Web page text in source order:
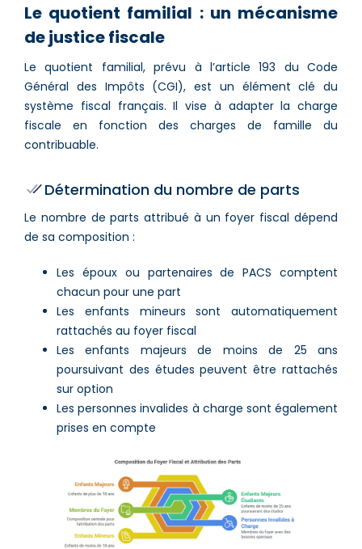
Le quotient familial : un mécanisme
de justice fiscale
Le quotient familial, prévu à l’article 193 du Code
Général des Impôts (CGI), est un élément clé du
système fiscal français. Il vise à adapter la charge
fiscale en fonction des charges de famille du
contribuable.
Détermination du nombre de parts
Le nombre de parts attribué à un foyer fiscal dépend
de sa composition :
Les époux ou partenaires de PACS comptent
chacun pour une part
Les enfants mineurs sont automatiquement
rattachés au foyer fiscal
Les enfants majeurs de moins de 25 ans
poursuivant des études peuvent être rattachés
sur option
Les personnes invalides à charge sont également
prises en compte